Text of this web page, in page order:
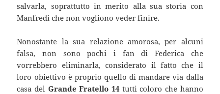
salvarla, soprattutto in merito alla sua storia con
Manfredi che non vogliono veder finire.
Nonostante la sua relazione amorosa, per alcuni
falsa, non sono pochi i fan di Federica che
vorrebbero eliminarla, considerato il fatto che il
loro obiettivo è proprio quello di mandare via dalla
casa del Grande Fratello 14 tutti coloro che hanno